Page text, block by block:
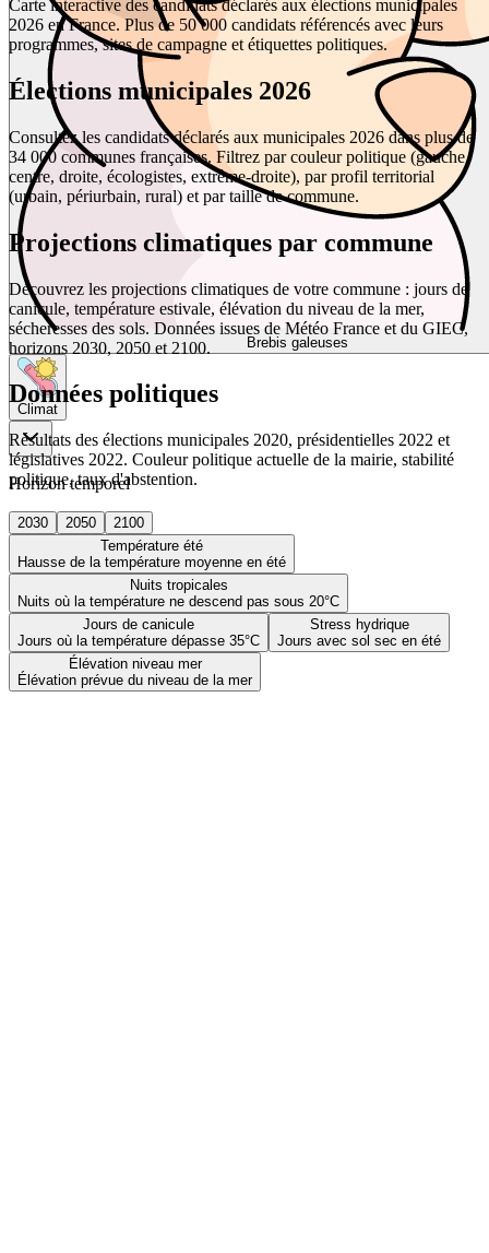
Brebis galeuses
Climat
Horizon temporel
2030 2050
2100
Température été
Hausse de la température moyenne en été
Nuits tropicales
Nuits où la température ne descend pas sous 20°C
Jours de canicule
Jours où la température dépasse 35°C
Stress hydrique
Jours avec sol sec en été
Élévation niveau mer
Élévation prévue du niveau de la mer
Carte interactive des candidats déclarés aux élections municipales
2026 en France. Plus de 50 000 candidats référencés avec leurs
programmes, sites de campagne et étiquettes politiques.
Élections municipales 2026
Consultez les candidats déclarés aux municipales 2026 dans plus de
34 000 communes françaises. Filtrez par couleur politique (gauche,
centre, droite, écologistes, extrême-droite), par profil territorial
(urbain, périurbain, rural) et par taille de commune.
Projections climatiques par commune
Découvrez les projections climatiques de votre commune : jours de
canicule, température estivale, élévation du niveau de la mer,
sécheresses des sols. Données issues de Météo France et du GIEC,
horizons 2030, 2050 et 2100.
Données politiques
Résultats des élections municipales 2020, présidentielles 2022 et
législatives 2022. Couleur politique actuelle de la mairie, stabilité
politique, taux d'abstention.